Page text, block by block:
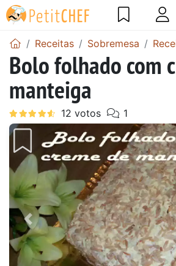
Receitas Sobremesa
Bolo folhado com
manteiga
Anterior